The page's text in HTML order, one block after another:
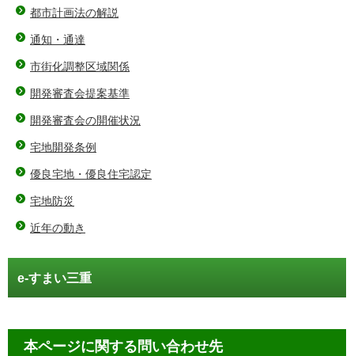
都市計画法の解説
通知・通達
市街化調整区域関係
開発審査会提案基準
開発審査会の開催状況
宅地開発条例
優良宅地・優良住宅認定
宅地防災
近年の動き
e-すまい三重
本ページに関する問い合わせ先